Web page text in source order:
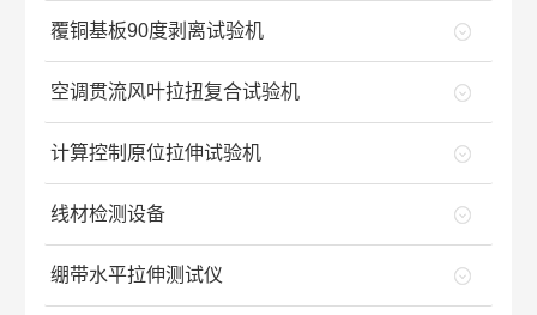
覆铜基板90度剥离试验机
空调贯流风叶拉扭复合试验机
计算控制原位拉伸试验机
线材检测设备
绷带水平拉伸测试仪